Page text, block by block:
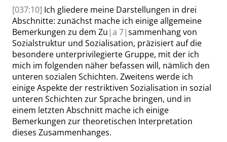
[037:10] Ich gliedere meine Darstellungen in drei
Abschnitte: zunächst mache ich einige allgemeine
Bemerkungen zu dem Zu |a 7|sammenhang von
Sozialstruktur und Sozialisation, präzisiert auf die
besondere unterprivilegierte Gruppe, mit der ich
mich im folgenden näher befassen will, nämlich den
unteren sozialen Schichten. Zweitens werde ich
einige Aspekte der restriktiven Sozialisation in sozial
unteren Schichten zur Sprache bringen, und in
einem letzten Abschnitt mache ich einige
Bemerkungen zur theoretischen Interpretation
dieses Zusammenhanges.